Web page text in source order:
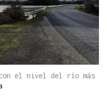
el nivel del río más